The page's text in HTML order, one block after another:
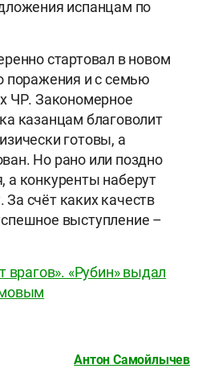
испанцам по
стартовал в новом
поражения и с семью
ЧР. Закономерное
казанцам благоволит
готовы, а
Но рано или поздно
а конкуренты наберут
счёт каких качеств
выступление –
врагов». «Рубин» выдал
Антон Самойлычев